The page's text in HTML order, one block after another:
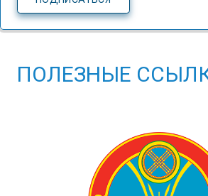
ПОЛЕЗНЫЕ